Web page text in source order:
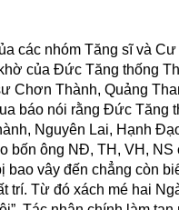
các nhóm Tăng sĩ và
của Đức Tăng thống
Chơn Thành, Quảng
báo nói rằng Đức Tăng
Nguyên Lai, Hạnh
bốn ông NĐ, TH, VH,
bao vây đến chẳng còn
trí. Từ đó xách mé hai